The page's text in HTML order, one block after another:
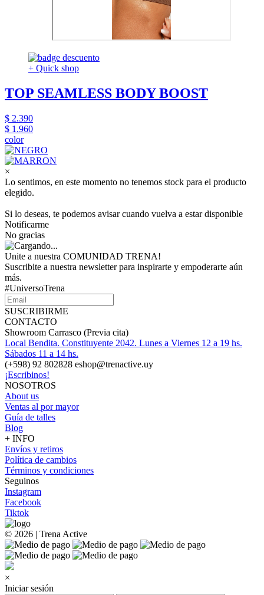
+ Quick shop
TOP SEAMLESS BODY BOOST
$ 2.390
$ 1.960
color
×
Lo sentimos, en este momento no tenemos stock para el producto
elegido.
Si lo deseas, te podemos avisar cuando vuelva a estar disponible
Notificarme
No gracias
Unite a nuestra COMUNIDAD TRENA!
Suscribite a nuestra newsletter para inspirarte y empoderarte aún
más.
#UniversoTrena
SUSCRIBIRME
CONTACTO
Showroom Carrasco (Previa cita)
Local Bendita. Constituyente 2042. Lunes a Viernes 12 a 19 hs.
Sábados 11 a 14 hs.
(+598) 92 802828 eshop@trenactive.uy
¡Escribinos!
NOSOTROS
About us
Ventas al por mayor
Guía de talles
Blog
+ INFO
Envíos y retiros
Política de cambios
Términos y condiciones
Seguinos
Instagram
Facebook
Tiktok
© 2026 | Trena Active
×
Iniciar sesión